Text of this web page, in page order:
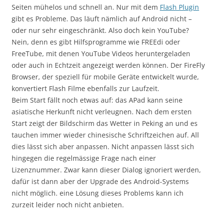
Seiten mühelos und schnell an. Nur mit dem Flash Plugin
gibt es Probleme. Das läuft nämlich auf Android nicht –
oder nur sehr eingeschränkt. Also doch kein YouTube?
Nein, denn es gibt Hilfsprogramme wie FREEdi oder
FreeTube, mit denen YouTube Videos heruntergeladen
oder auch in Echtzeit angezeigt werden können. Der FireFly
Browser, der speziell für mobile Geräte entwickelt wurde,
konvertiert Flash Filme ebenfalls zur Laufzeit.
Beim Start fällt noch etwas auf: das APad kann seine
asiatische Herkunft nicht verleugnen. Nach dem ersten
Start zeigt der Bildschirm das Wetter in Peking an und es
tauchen immer wieder chinesische Schriftzeichen auf. All
dies lässt sich aber anpassen. Nicht anpassen lässt sich
hingegen die regelmässige Frage nach einer
Lizenznummer. Zwar kann dieser Dialog ignoriert werden,
dafür ist dann aber der Upgrade des Android-Systems
nicht möglich. eine Lösung dieses Problems kann ich
zurzeit leider noch nicht anbieten.